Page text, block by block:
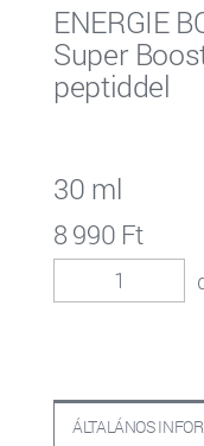
ENERGIE
Super
peptiddel
30 ml
8 990 Ft
ÁLTALÁNOS